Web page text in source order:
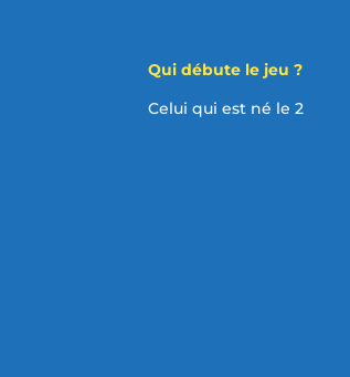
Qui débute le jeu ?
Celui qui est né le 2